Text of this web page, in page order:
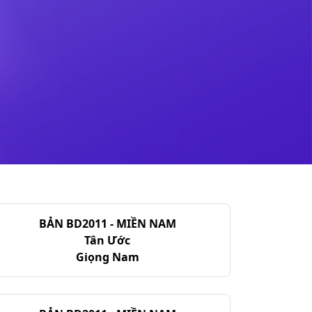
BẢN BD2011 - MIỀN NAM
Tân Ước
Giọng Nam